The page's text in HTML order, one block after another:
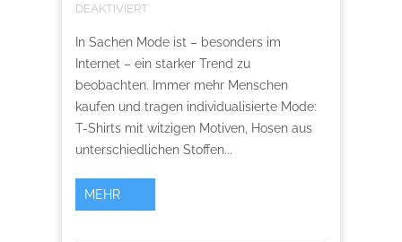
DEAKTIVIERT
In Sachen Mode ist – besonders im
Internet – ein starker Trend zu
beobachten. Immer mehr Menschen
kaufen und tragen individualisierte Mode:
T-Shirts mit witzigen Motiven, Hosen aus
unterschiedlichen Stoffen...
MEHR